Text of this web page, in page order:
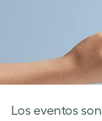
Los eventos